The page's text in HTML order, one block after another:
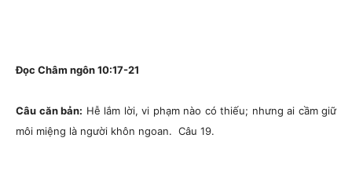
Đọc Châm ngôn 10:17-21
Câu căn bản: Hễ lắm lời, vi phạm nào có thiếu; nhưng ai cầm giữ
môi miệng là người khôn ngoan. Câu 19.